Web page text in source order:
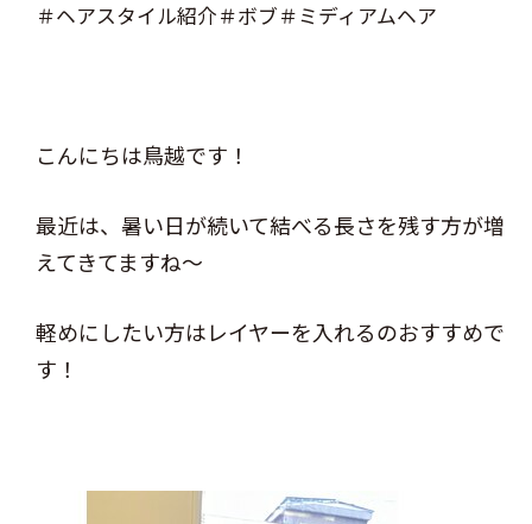
＃ヘアスタイル紹介＃ボブ＃ミディアムヘア
こんにちは鳥越です！
最近は、暑い日が続いて結べる長さを残す方が増
えてきてますね～
軽めにしたい方はレイヤーを入れるのおすすめで
す！